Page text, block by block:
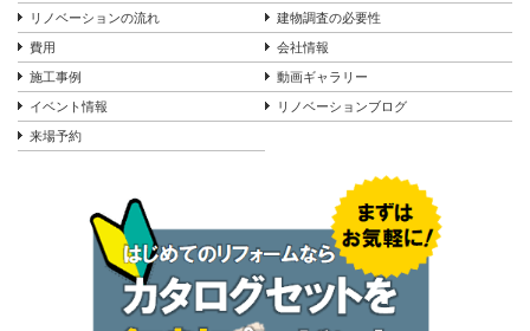
リノベーションの流れ 建物調査の必要性
費用 会社情報
施工事例 動画ギャラリー
イベント情報 リノベーションブログ
来場予約